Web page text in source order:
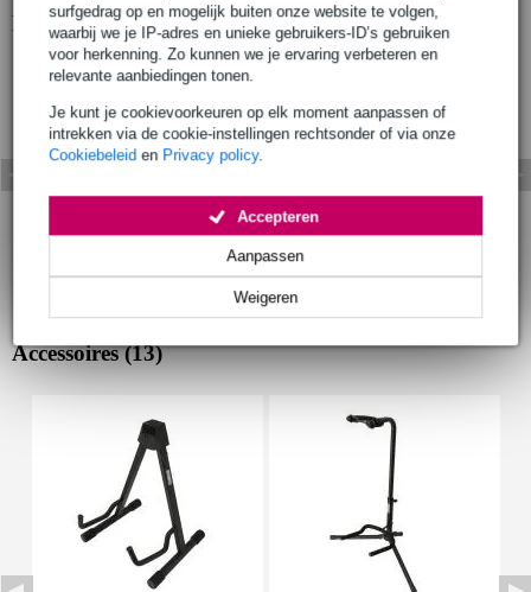
surfgedrag op en mogelijk buiten onze website te volgen,
waarbij we je IP-adres en unieke gebruikers-ID’s gebruiken
voor herkenning. Zo kunnen we je ervaring verbeteren en
relevante aanbiedingen tonen.
Je kunt je cookievoorkeuren op elk moment aanpassen of
intrekken via de cookie-instellingen rechtsonder of via onze
Cookiebeleid en Privacy policy.
Weigeren
Aanpassen
Accepteren
Bekijk ook eens (1)
Accessoires (13)